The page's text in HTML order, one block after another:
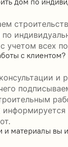
по
учетом всех
с клиентом?
и
и материалы вы